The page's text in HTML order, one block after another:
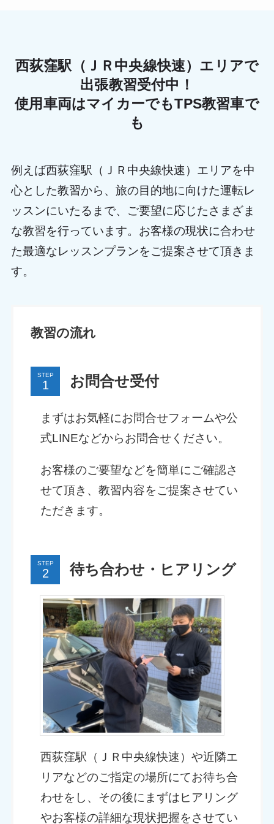
西荻窪駅（ＪＲ中央線快速）エリアで
出張教習受付中！
使用車両はマイカーでもTPS教習車で
も
例えば西荻窪駅（ＪＲ中央線快速）エリアを中
心とした教習から、旅の目的地に向けた運転レ
ッスンにいたるまで、ご要望に応じたさまざま
な教習を行っています。お客様の現状に合わせ
た最適なレッスンプランをご提案させて頂きま
す。
教習の流れ
STEP お問合せ受付
まずはお気軽にお問合せフォームや公
式LINEなどからお問合せください。
お客様のご要望などを簡単にご確認さ
せて頂き、教習内容をご提案させてい
ただきます。
STEP 待ち合わせ・ヒアリング
西荻窪駅（ＪＲ中央線快速）や近隣エ
リアなどのご指定の場所にてお待ち合
わせをし、その後にまずはヒアリング
やお客様の詳細な現状把握をさせてい